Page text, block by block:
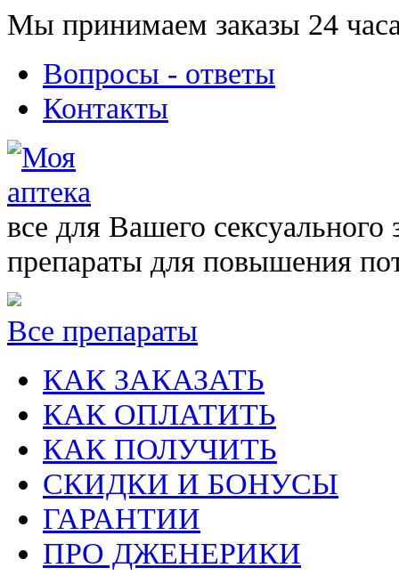
Мы принимаем заказы 24
Вопросы - ответы
Контакты
все для Вашего сексуального
препараты для повышения
Все препараты
КАК ЗАКАЗАТЬ
КАК ОПЛАТИТЬ
КАК ПОЛУЧИТЬ
СКИДКИ И БОНУСЫ
ГАРАНТИИ
ПРО ДЖЕНЕРИКИ